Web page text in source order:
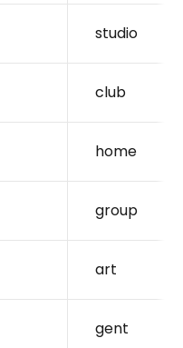
studio
club
home
group
art
gent